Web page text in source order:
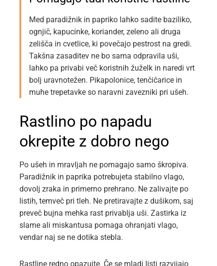
Med paradižnik in papriko lahko sadite baziliko,
ognjič, kapucinke, koriander, zeleno ali druga
zelišča in cvetlice, ki povečajo pestrost na gredi.
Takšna zasaditev ne bo sama odpravila uši,
lahko pa privabi več koristnih žuželk in naredi vrt
bolj uravnotežen. Pikapolonice, tenčičarice in
muhe trepetavke so naravni zavezniki pri ušeh.
Rastlino po napadu
okrepite z dobro nego
Po ušeh in mravljah ne pomagajo samo škropiva.
Paradižnik in paprika potrebujeta stabilno vlago,
dovolj zraka in primerno prehrano. Ne zalivajte po
listih, temveč pri tleh. Ne pretiravajte z dušikom, saj
preveč bujna mehka rast privablja uši. Zastirka iz
slame ali miskantusa pomaga ohranjati vlago,
vendar naj se ne dotika stebla.
Rastline redno opazujte. Če se mladi listi razvijajo